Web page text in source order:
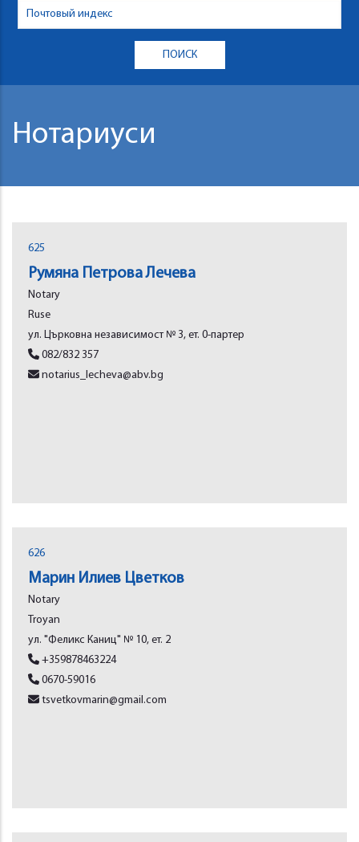
Нотариуси
625
Румяна Петрова Лечева
Notary
Rusе
ул. Църковна независимост № 3, ет. 0-партер
082/832 357
notarius_lecheva@abv.bg
626
Марин Илиев Цветков
Notary
Troyan
ул. "Феликс Каниц" № 10, ет. 2
+359878463224
0670-59016
tsvetkovmarin@gmail.com